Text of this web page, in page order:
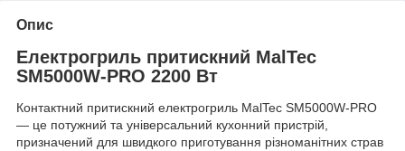
Опис
Електрогриль притискний MalTec
SM5000W-PRO 2200 Вт
Контактний притискний електрогриль MalTec SM5000W-PRO
— це потужний та універсальний кухонний пристрій,
призначений для швидкого приготування різноманітних страв